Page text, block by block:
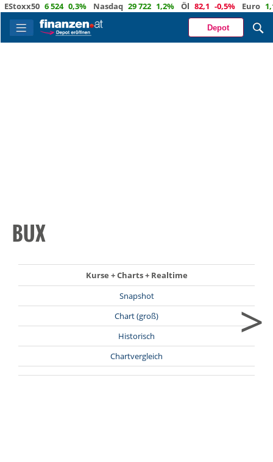
6 524 0,3% Nasdaq 29 722 1,2% Öl 82,1 -0,5% Euro 1,1559
Depot
BUX
Kurse + Charts + Realtime
Snapshot
Chart (groß)
Historisch
Chartvergleich
>